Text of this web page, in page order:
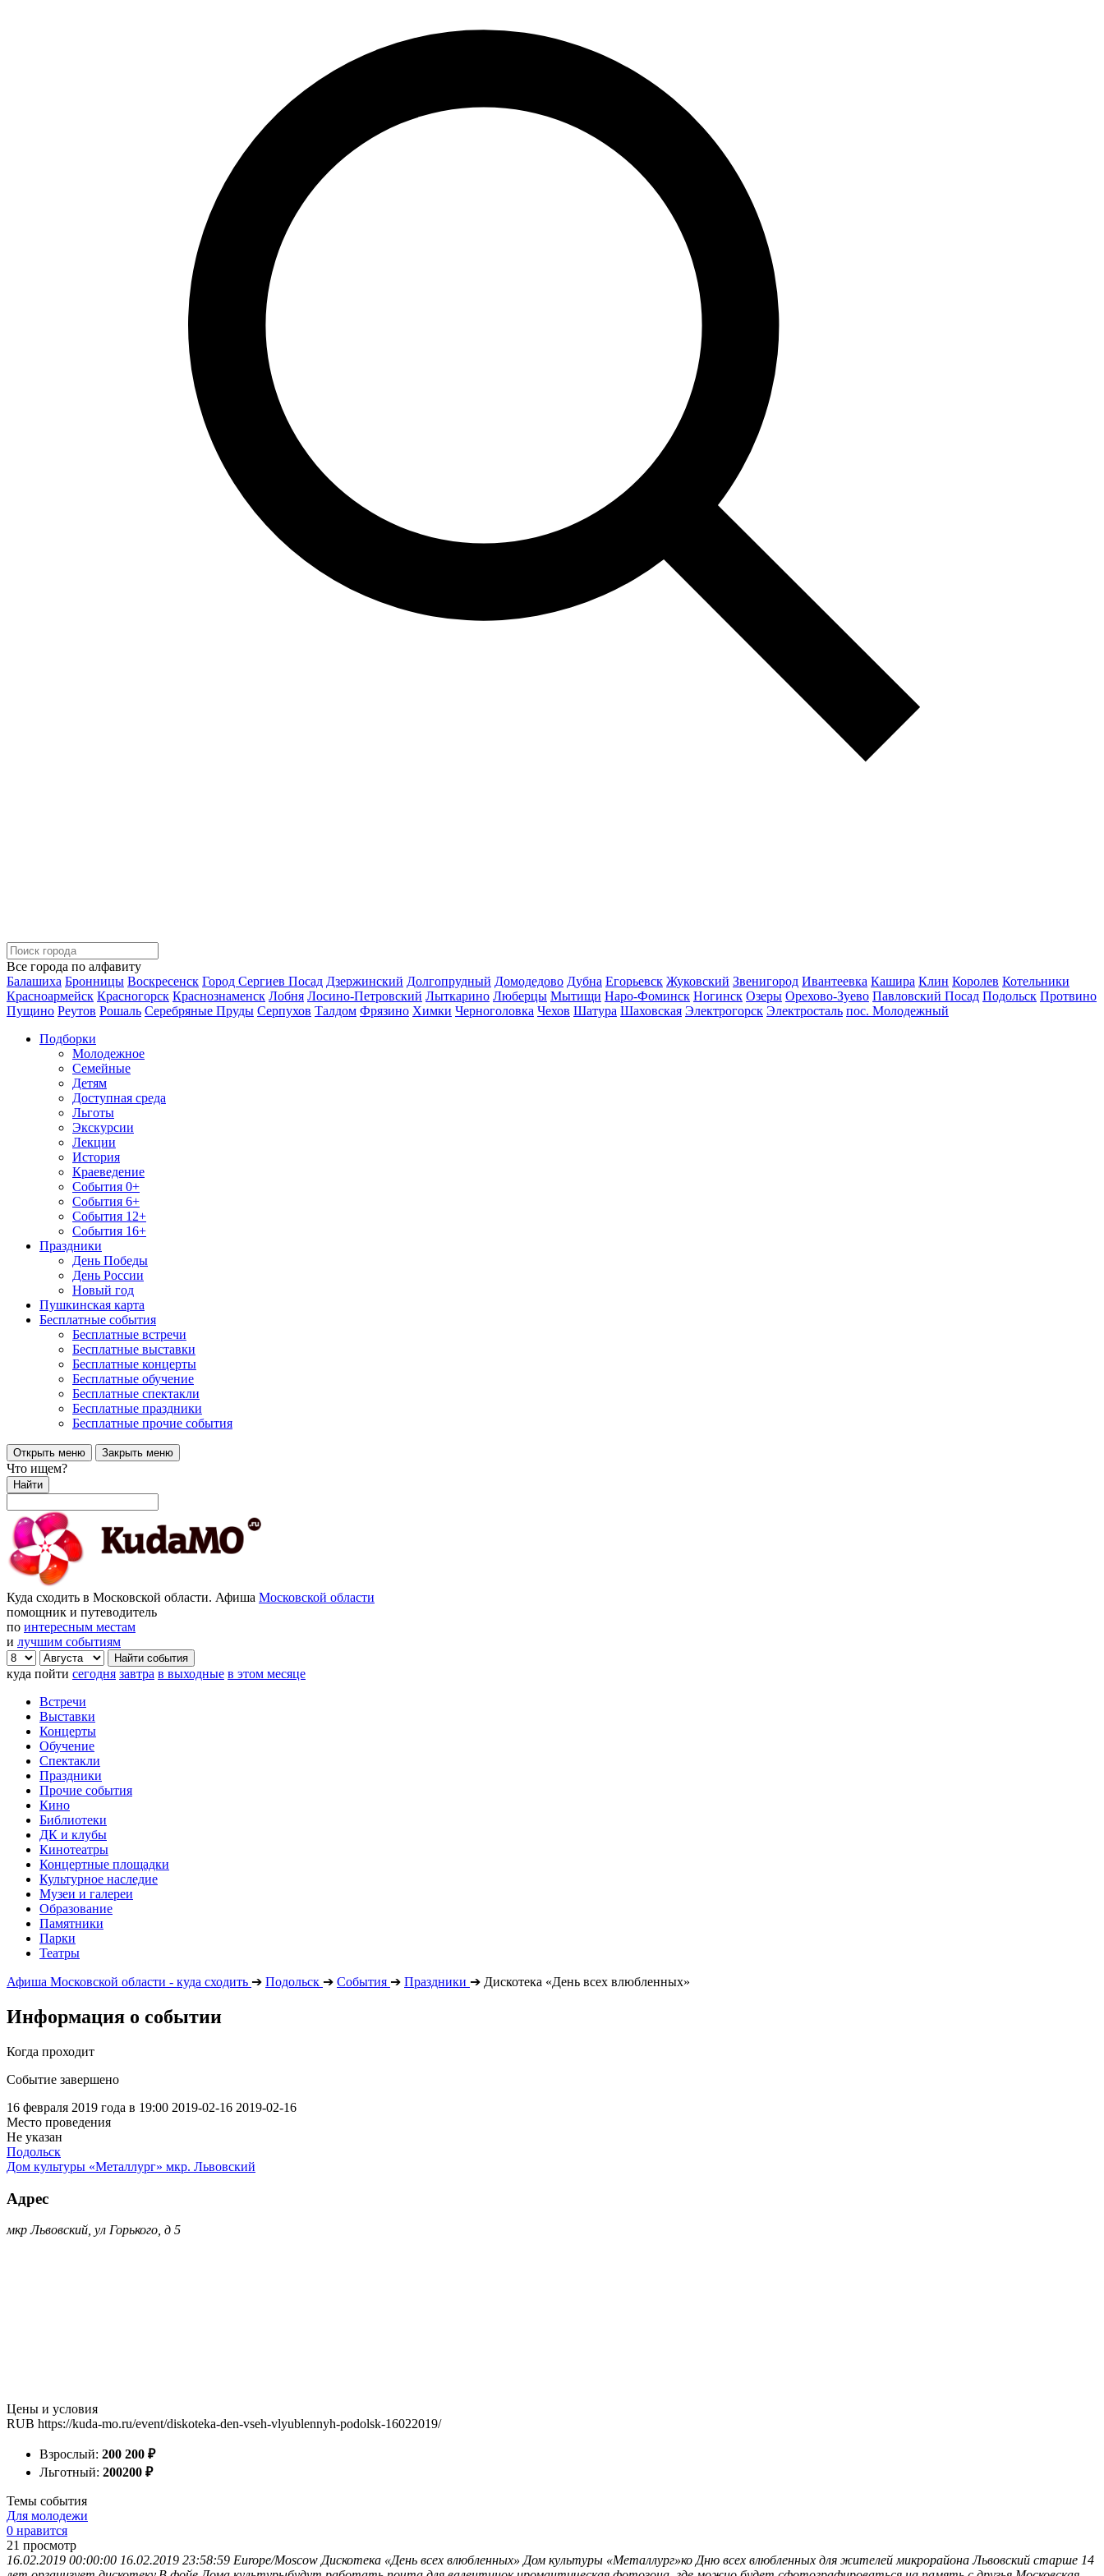
Все города по алфавиту
Балашиха Бронницы Воскресенск Город Сергиев Посад Дзержинский Долгопрудный Домодедово Дубна Егорьевск Жуковский Звенигород Ивантеевка Кашира Клин Королев Котельники
Красноармейск Красногорск Краснознаменск Лобня Лосино-Петровский Лыткарино Люберцы Мытищи Наро-Фоминск Ногинск Озеры Орехово-Зуево Павловский Посад Подольск Протвино
Пущино Реутов Рошаль Серебряные Пруды Серпухов Талдом Фрязино Химки Черноголовка Чехов Шатура Шаховская Электрогорск Электросталь пос. Молодежный
Подборки
Молодежное
Семейные
Детям
Доступная среда
Льготы
Экскурсии
Лекции
История
Краеведение
События 0+
События 6+
События 12+
События 16+
Праздники
День Победы
День России
Новый год
Пушкинская карта
Бесплатные события
Бесплатные встречи
Бесплатные выставки
Бесплатные концерты
Бесплатные обучение
Бесплатные спектакли
Бесплатные праздники
Бесплатные прочие события
Открыть меню Закрыть меню
Что ищем?
Найти
Куда сходить в Московской области. Афиша Московской области
помощник и путеводитель
по интересным местам
и лучшим событиям
куда пойти сегодня завтра в выходные в этом месяце
Встречи
Выставки
Концерты
Обучение
Спектакли
Праздники
Прочие события
Кино
Библиотеки
ДК и клубы
Кинотеатры
Концертные площадки
Культурное наследие
Музеи и галереи
Образование
Памятники
Парки
Театры
Афиша Московской области - куда сходить ➔ Подольск ➔ События ➔ Праздники ➔ Дискотека «День всех влюбленных»
Информация о событии
Когда проходит
Событие завершено
16 февраля 2019 года в 19:00 2019-02-16 2019-02-16
Место проведения
Не указан
Подольск
Дом культуры «Металлург» мкр. Львовский
Адрес
мкр Львовский, ул Горького, д 5
Цены и условия
RUB https://kuda-mo.ru/event/diskoteka-den-vseh-vlyublennyh-podolsk-16022019/
Взрослый: 200 200 ₽
Льготный: 200200 ₽
Темы события
Для молодежи
0 нравится
21 просмотр
16.02.2019 00:00:00 16.02.2019 23:58:59 Europe/Moscow Дискотека «День всех влюбленных» Дом культуры «Металлург»ко Дню всех влюбленных для жителей микрорайона Львовский старше 14